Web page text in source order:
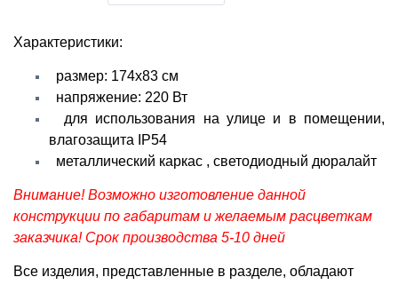
Характеристики:
размер: 174х83 см
напряжение: 220 Вт
для использования на улице и в помещении,
влагозащита IP54
металлический каркас , светодиодный дюралайт
Внимание! Возможно изготовление данной
конструкции по габаритам и желаемым расцветкам
заказчика! Срок производства 5-10 дней
Все изделия, представленные в разделе, обладают